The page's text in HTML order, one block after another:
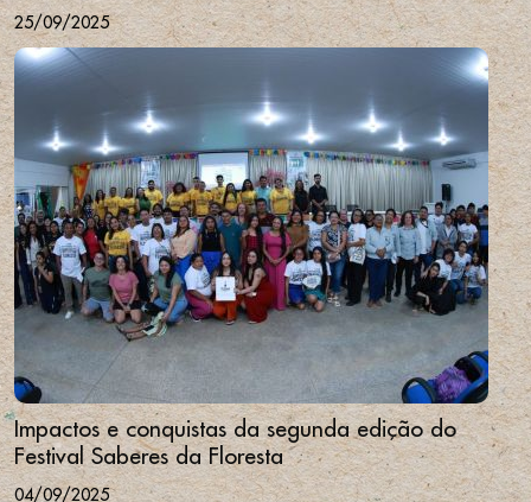
25/09/2025
Impactos e conquistas da segunda edição do
Festival Saberes da Floresta
04/09/2025